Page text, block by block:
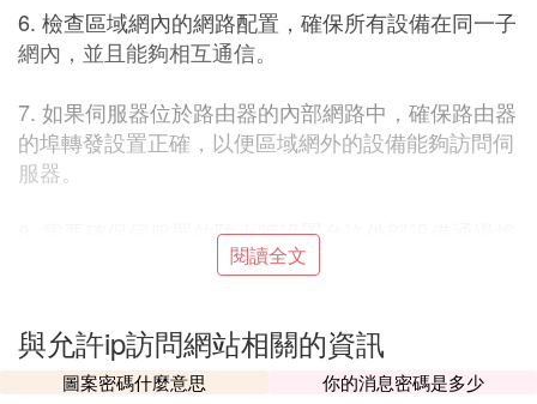
6. 檢查區域網內的網路配置，確保所有設備在同一子
網內，並且能夠相互通信。
7. 如果伺服器位於路由器的內部網路中，確保路由器
的埠轉發設置正確，以便區域網外的設備能夠訪問伺
服器。
8. 需要確保伺服器的防火牆設置允許外部設備通過埠
訪問伺服器，這通常意味著你需要將伺服器的防火牆
通過以上步驟，區域網內的電腦就可以通過區域網內
的IP地址訪問網站了。
閱讀全文
與允許ip訪問網站相關的資訊
圖案密碼什麼意思
你的消息密碼是多少